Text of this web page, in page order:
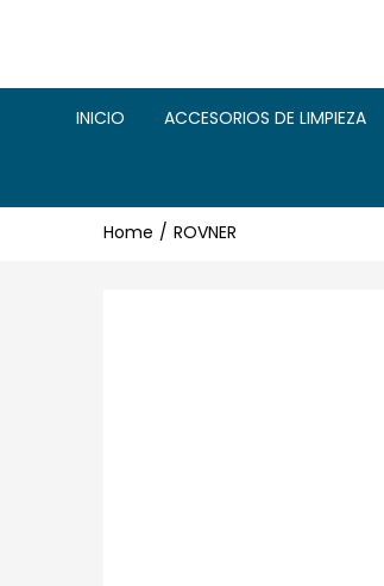
INICIO ACCESORIOS DE LIMPIEZA
Home ROVNER